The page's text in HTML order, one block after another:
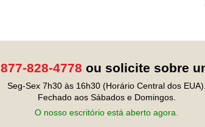
877-828-4778 ou solicite sobre
Seg-Sex 7h30 às 16h30 (Horário Central dos EUA).
Fechado aos Sábados e Domingos.
O nosso escritório está aberto agora.